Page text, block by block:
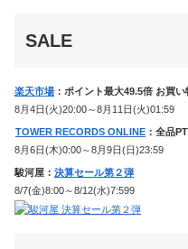
SALE
楽天市場 ：ポイント最大49.5倍 お買
8月4日(火)20:00～8月11日(火)01:59
TOWER RECORDS ONLINE ：全品
8月6日(木)0:00～8月9日(日)23:59
駿河屋： 決算セール第２弾
8/7(金)8:00～8/12(水)7:599